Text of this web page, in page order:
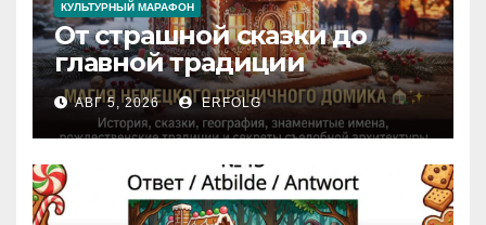
КУЛЬТУРНЫЙ МАРАФОН
От страшной сказки до
главной традиции
Рождества: секреты
немецкого пряничного
домика!
АВГ 5, 2026 ERFOLG